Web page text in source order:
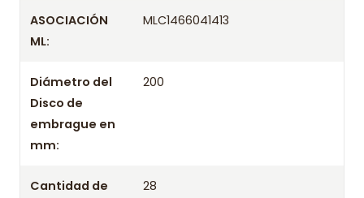
ASOCIACIÓN
ML:
MLC1466041413
Diámetro del
Disco de
embrague en
mm:
200
Cantidad de
28